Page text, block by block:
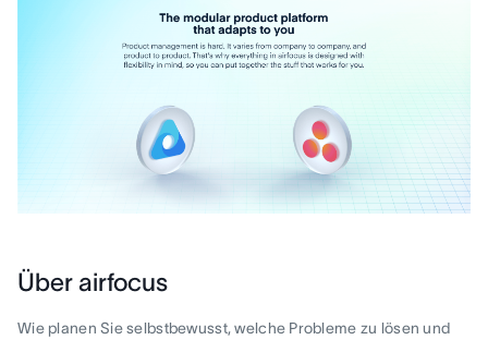
Über airfocus
Wie planen Sie selbstbewusst, welche Probleme zu lösen und